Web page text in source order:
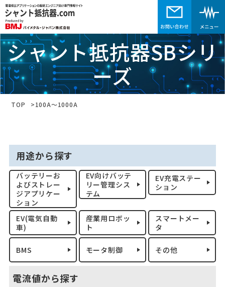
シャント抵抗器SBシリ
ーズ
TOP 100A～1000A
用途から探す
バッテリーお
よびストレー
ジアプリケー
ション
EV向けバッテ
リー管理シス
テム
EV充電ステー
ション
EV(電気自動
車)
産業用ロボッ
ト
スマートメー
タ
BMS モータ制御 その他
電流値から探す